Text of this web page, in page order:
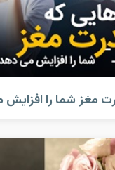
مغز شما را